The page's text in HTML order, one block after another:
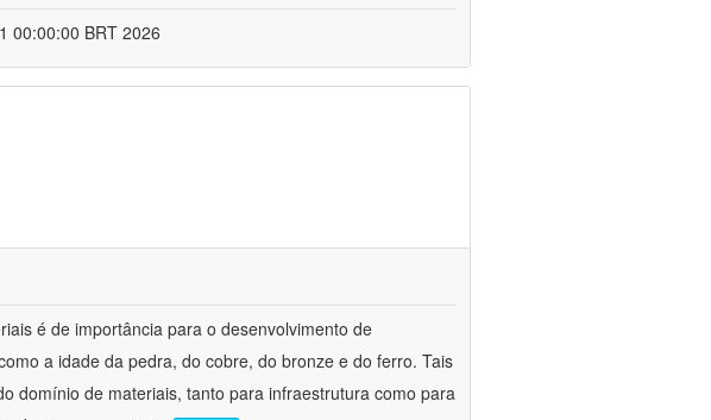
00:00:00 BRT 2026
é de importância para o desenvolvimento de
a idade da pedra, do cobre, do bronze e do ferro. Tais
domínio de materiais, tanto para infraestrutura como para